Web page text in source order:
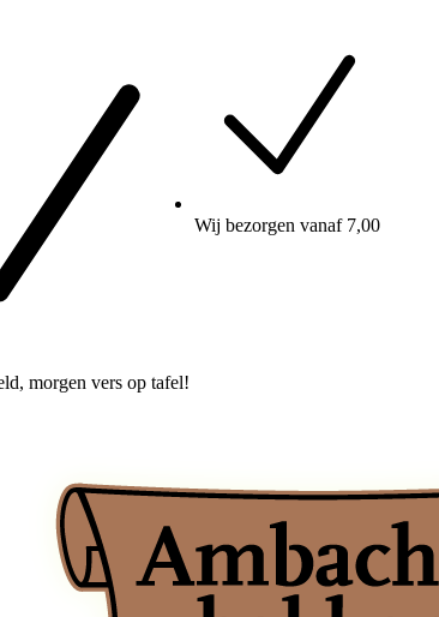
, morgen vers op tafel!
Wij bezorgen vanaf 7,00